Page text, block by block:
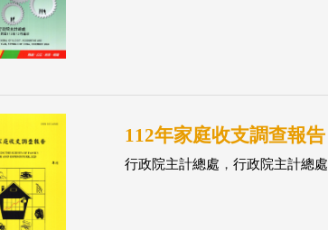
112年家庭收支調查報告
行政院主計總處 ， 行政院主計總處